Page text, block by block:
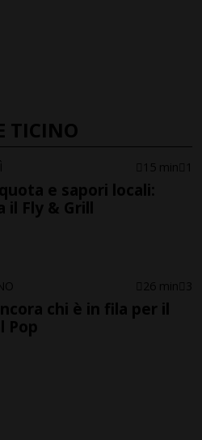
TICINO
15 min 1
e sapori locali:
il Fly & Grill
26 min 3
chi è in fila per il
Pop